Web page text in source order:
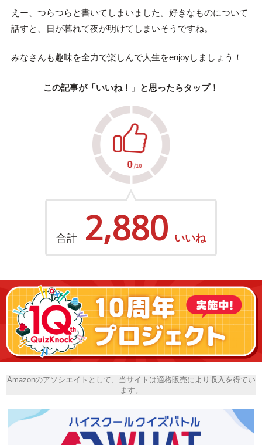
えー、つらつらと書いてしまいました。好きなものについて
話すと、日が暮れて夜が明けてしまいそうですね。
みなさんも趣味を全力で楽しんで人生をenjoyしましょう！
この記事が「いいね！」と思ったらタップ！
合計 2,880 いいね
Amazonのアソシエイトとして、当サイトは適格販売により収入を得てい
ます。